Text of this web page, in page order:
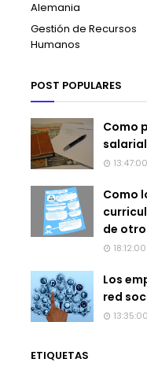
Alemania
Gestión de Recursos
Humanos
POST POPULARES
Como
13:47:00
Como
de
18:12:00
Los
red
13:35:00
ETIQUETAS